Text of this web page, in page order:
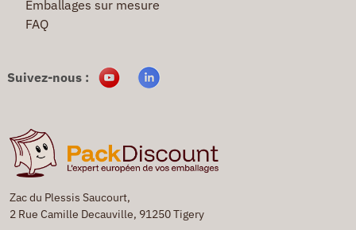
Zac du Plessis Saucourt,
2 Rue Camille Decauville, 91250 Tigery
Emballages sur mesure
FAQ
Suivez-nous :